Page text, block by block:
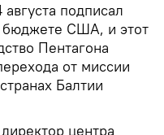
подписал
бюджете США, и этот
Пентагона
от миссии
Балтии
директор центра